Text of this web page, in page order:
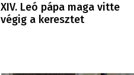
XIV. Leó pápa maga vitte
végig a keresztet